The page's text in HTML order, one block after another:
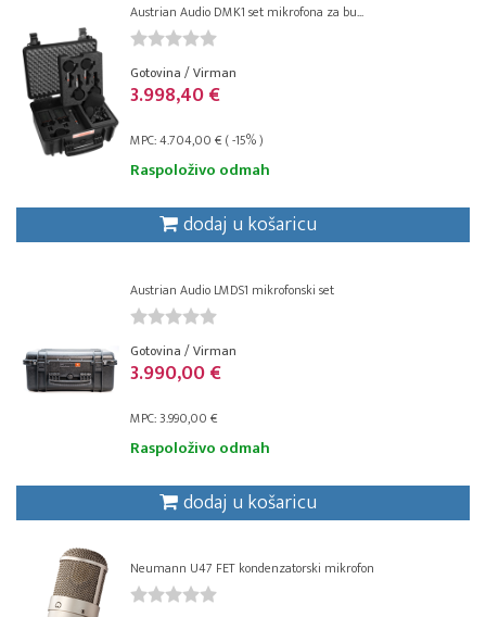
Austrian Audio DMK1 set mikrofona za bu...
Gotovina / Virman
3.998,40 €
MPC: 4.704,00 € ( -15% )
Raspoloživo odmah
dodaj u košaricu
Austrian Audio LMDS1 mikrofonski set
Gotovina / Virman
3.990,00 €
MPC: 3.990,00 €
Raspoloživo odmah
dodaj u košaricu
Neumann U47 FET kondenzatorski mikrofon